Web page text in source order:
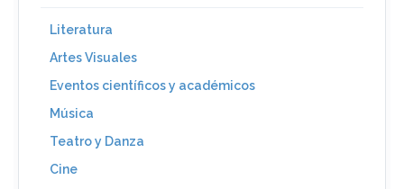
Literatura
Artes Visuales
Eventos científicos y académicos
Música
Teatro y Danza
Cine